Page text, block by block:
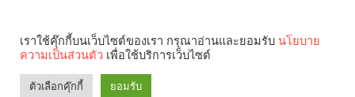
เราใช้คุ๊กกี้บนเว็บไซต์ของเรา กรุณาอ่านและยอมรับ นโยบาย
ความเป็นส่วนตัว เพื่อใช้บริการเว็บไซต์
ตัวเลือกคุ๊กกี้ ยอมรับ